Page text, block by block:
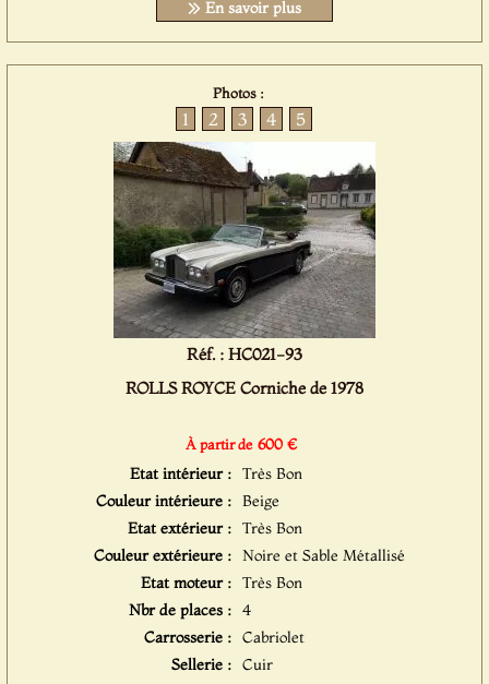
En savoir plus
Photos :
1 2 3 4 5
Réf. : HC021-93
ROLLS ROYCE Corniche de 1978
À partir de 600 €
Etat intérieur : Très Bon
Couleur intérieure : Beige
Etat extérieur : Très Bon
Couleur extérieure : Noire et Sable Métallisé
Etat moteur : Très Bon
Nbr de places : 4
Carrosserie : Cabriolet
Sellerie : Cuir